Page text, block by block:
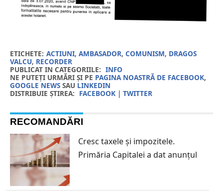
ETICHETE: ACTIUNI, AMBASADOR, COMUNISM, DRAGOS
VALCU, RECORDER
PUBLICAT IN CATEGORIILE: INFO
NE PUTEȚI URMĂRI ȘI PE PAGINA NOASTRĂ DE FACEBOOK,
GOOGLE NEWSSAU LINKEDIN
DISTRIBUIE ȘTIREA: FACEBOOK| TWITTER
RECOMANDĂRI
Cresc taxele și impozitele.
Primăria Capitalei a dat anunțul